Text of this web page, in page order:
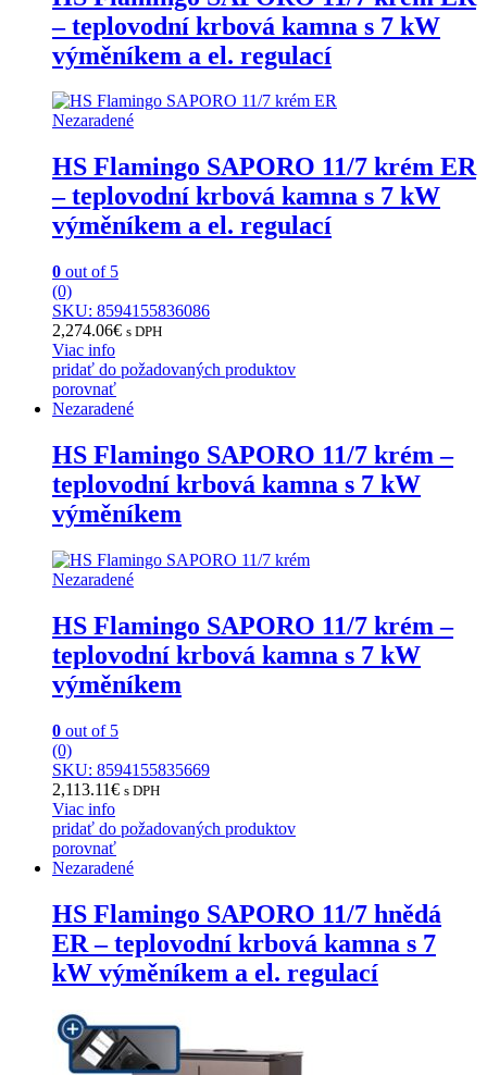
– teplovodní krbová kamna s 7 kW
výměníkem a el. regulací
Nezaradené
HS Flamingo SAPORO 11/7 krém ER
– teplovodní krbová kamna s 7 kW
výměníkem a el. regulací
0 out of 5
(0)
SKU: 8594155836086
2,274.06€ s DPH
Viac info
pridať do požadovaných produktov
porovnať
Nezaradené
HS Flamingo SAPORO 11/7 krém –
teplovodní krbová kamna s 7 kW
výměníkem
Nezaradené
HS Flamingo SAPORO 11/7 krém –
teplovodní krbová kamna s 7 kW
výměníkem
0 out of 5
(0)
SKU: 8594155835669
2,113.11€ s DPH
Viac info
pridať do požadovaných produktov
porovnať
Nezaradené
HS Flamingo SAPORO 11/7 hnědá
ER – teplovodní krbová kamna s 7
kW výměníkem a el. regulací